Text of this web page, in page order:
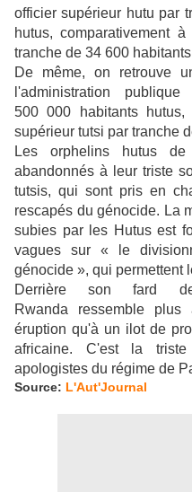
officier supérieur hutu par
hutus, comparativement
tranche de 34 600
De même, on retrouve
l'administration
500 000 habitants hutus,
supérieur tutsi par tranche
Les orphelins hutus
abandonnés à leur triste
tutsis, qui sont pris en
rescapés du génocide. La
subies par les Hutus est
vagues sur « le
génocide », qui permettent
Derrière son fard
Rwanda ressemble
éruption qu'à un ilot de
africaine. C'est la
apologistes du régime de
Source: L'Aut'Journal